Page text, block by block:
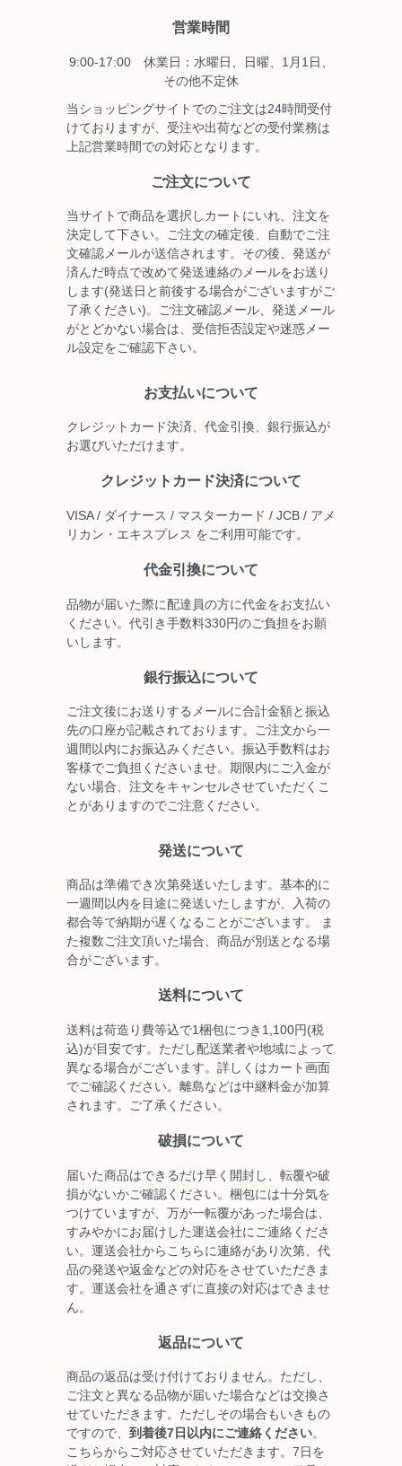
営業時間
9:00-17:00 休業日：水曜日、日曜、1月1日、
その他不定休
当ショッピングサイトでのご注文は24時間受付
けておりますが、受注や出荷などの受付業務は
上記営業時間での対応となります。
ご注文について
当サイトで商品を選択しカートにいれ、注文を
決定して下さい。ご注文の確定後、自動でご注
文確認メールが送信されます。その後、発送が
済んだ時点で改めて発送連絡のメールをお送り
します(発送日と前後する場合がございますがご
了承ください)。ご注文確認メール、発送メール
がとどかない場合は、受信拒否設定や迷惑メー
ル設定をご確認下さい。
お支払いについて
クレジットカード決済、代金引換、銀行振込が
お選びいただけます。
クレジットカード決済について
VISA / ダイナース / マスターカード / JCB / アメ
リカン・エキスプレス をご利用可能です。
代金引換について
品物が届いた際に配達員の方に代金をお支払い
ください。代引き手数料330円のご負担をお願
いします。
銀行振込について
ご注文後にお送りするメールに合計金額と振込
先の口座が記載されております。ご注文から一
週間以内にお振込みください。振込手数料はお
客様でご負担くださいませ。期限内にご入金が
ない場合、注文をキャンセルさせていただくこ
とがありますのでご注意ください。
発送について
商品は準備でき次第発送いたします。基本的に
一週間以内を目途に発送いたしますが、入荷の
都合等で納期が遅くなることがございます。 ま
た複数ご注文頂いた場合、商品が別送となる場
合がございます。
送料について
送料は荷造り費等込で1梱包につき1,100円(税
込)が目安です。ただし配送業者や地域によって
異なる場合がございます。詳しくはカート画面
でご確認ください。離島などは中継料金が加算
されます。ご了承ください。
破損について
届いた商品はできるだけ早く開封し、転覆や破
損がないかご確認ください。梱包には十分気を
つけていますが、万が一転覆があった場合は、
すみやかにお届けした運送会社にご連絡くださ
い。運送会社からこちらに連絡があり次第、代
品の発送や返金などの対応をさせていただきま
す。運送会社を通さずに直接の対応はできませ
ん。
返品について
商品の返品は受け付けておりません。ただし、
ご注文と異なる品物が届いた場合などは交換さ
せていただきます。ただしその場合もいきもの
ですので、 到着後7日以内にご連絡ください。
こちらからご対応させていただきます。7日を